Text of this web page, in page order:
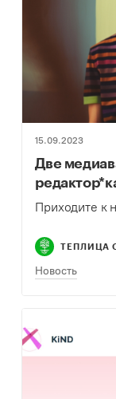
15.09.2023
Две
Приходите к
ТЕПЛИЦА
Новость